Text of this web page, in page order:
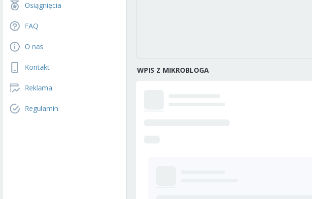
Osiągnięcia
FAQ
O nas
Kontakt
Reklama
Regulamin
WPIS Z MIKROBLOGA